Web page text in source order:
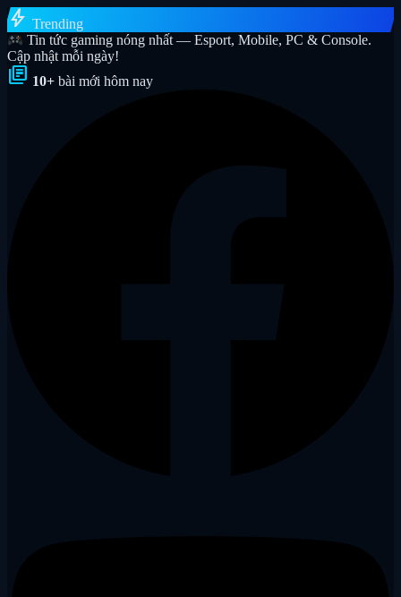
bolt Trending
Tin tức gaming nóng nhất — Esport, Mobile, PC & Console.
Cập nhật mỗi ngày!
library_books 10+ bài mới hôm nay